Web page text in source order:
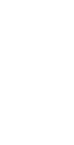
După
propune o
măsură
vom
folosite la
efectua
probleme
Vom
curiozități și
măsură
care vom